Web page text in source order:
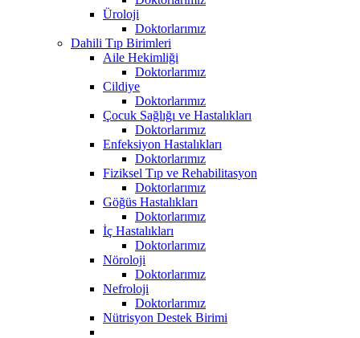
Üroloji
Doktorlarımız
Dahili Tıp Birimleri
Aile Hekimliği
Doktorlarımız
Cildiye
Doktorlarımız
Çocuk Sağlığı ve Hastalıkları
Doktorlarımız
Enfeksiyon Hastalıkları
Doktorlarımız
Fiziksel Tıp ve Rehabilitasyon
Doktorlarımız
Göğüs Hastalıkları
Doktorlarımız
İç Hastalıkları
Doktorlarımız
Nöroloji
Doktorlarımız
Nefroloji
Doktorlarımız
Nütrisyon Destek Birimi